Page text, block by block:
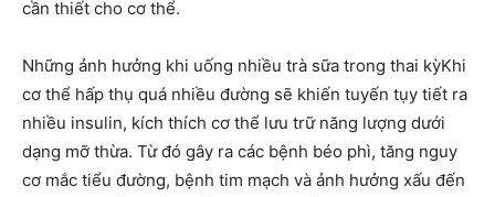
cần thiết cho cơ thể.
Những ảnh hưởng khi uống nhiều trà sữa trong thai kỳKhi
cơ thể hấp thụ quá nhiều đường sẽ khiến tuyến tụy tiết ra
nhiều insulin, kích thích cơ thể lưu trữ năng lượng dưới
dạng mỡ thừa. Từ đó gây ra các bệnh béo phì, tăng nguy
cơ mắc tiểu đường, bệnh tim mạch và ảnh hưởng xấu đến